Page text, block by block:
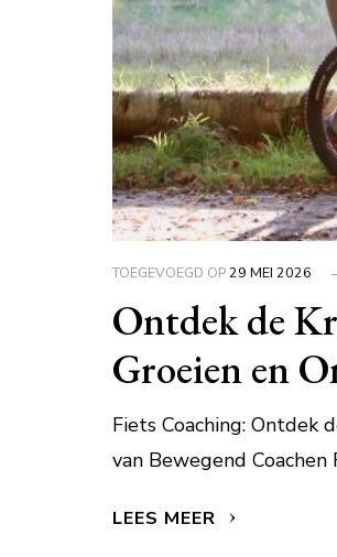
TOEGEVOEGD OP29 MEI 2026
Ontdek de
Groeien en
Fiets Coaching: Ontdek
van Bewegend
LEES MEER